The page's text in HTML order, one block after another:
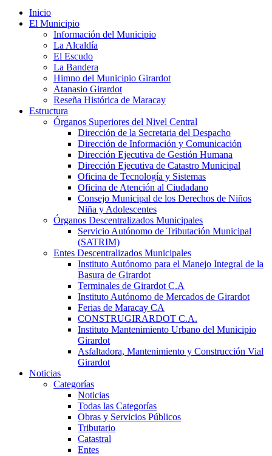
Inicio
El Municipio
Información del Municipio
La Alcaldía
El Escudo
La Bandera
Himno del Municipio Girardot
Atanasio Girardot
Reseña Histórica de Maracay
Estructura
Órganos Superiores del Nivel Central
Dirección de la Secretaria del Despacho
Dirección de Información y Comunicación
Dirección Ejecutiva de Gestión Humana
Dirección Ejecutiva de Catastro Municipal
Oficina de Tecnología y Sistemas
Oficina de Atención al Ciudadano
Consejo Municipal de los Derechos de Niños
Niña y Adolescentes
Órganos Descentralizados Municipales
Servicio Autónomo de Tributación Municipal
(SATRIM)
Entes Descentralizados Municipales
Instituto Autónomo para el Manejo Integral de la
Basura de Girardot
Terminales de Girardot C.A
Instituto Autónomo de Mercados de Girardot
Ferias de Maracay CA
CONSTRUGIRARDOT C.A.
Instituto Mantenimiento Urbano del Municipio
Girardot
Asfaltadora, Mantenimiento y Construcción Vial
Girardot
Noticias
Categorías
Noticias
Todas las Categorías
Obras y Servicios Públicos
Tributario
Catastral
Entes